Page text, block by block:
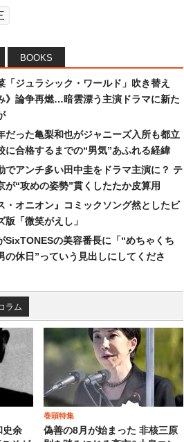
BOOKS
「ジュラシック・ワールド」吹き替え
》論争再燃…暗雲漂う主演ドラマに新た
だった亀梨和也がジャニーズ入所も都立
に合格するまでの“男気”あふれる経緯
でアンチ多い田中圭をドラマ主演に？ テ
が“攻めの姿勢”貫くしたたか皮算用
・オニオン』コミックソング然としたビ
版「微笑がえし」
SixTONESの美容番長に「“めちゃくち
の休日”っていう見出しにしてくださ
ラム
史余
巻頭特集
偽善の8月が始まった 非核三原